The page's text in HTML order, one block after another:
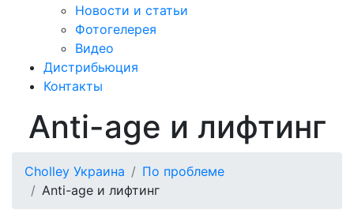
Новости и статьи
Фотогелерея
Видео
Дистрибьюция
Контакты
Anti-age и лифтинг
Cholley Украина
По проблеме
Anti-age и лифтинг